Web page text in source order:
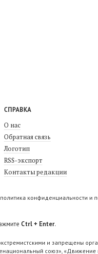
СПРАВКА
О нас
Обратная связь
Логотип
RSS-экспорт
Контакты редакции
конфиденциальности и
Ctrl + Enter.
и запрещены
союз»,